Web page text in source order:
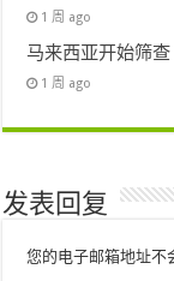
1 周 ago
马来西亚开始筛
1 周 ago
发表回复
您的电子邮箱地址不